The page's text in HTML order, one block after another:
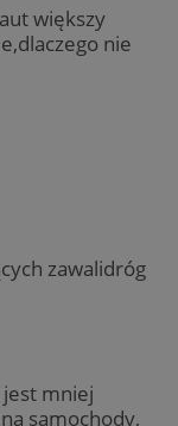
większy
nie
zawalidróg
mniej
samochody,